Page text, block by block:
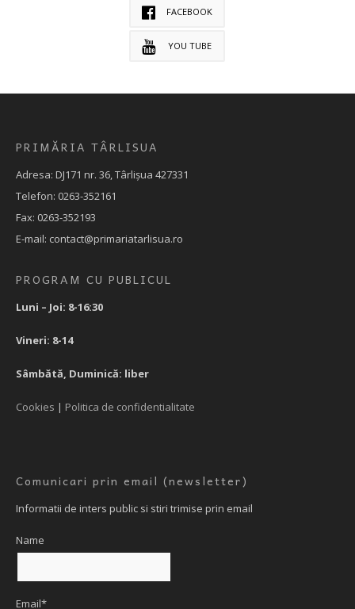
FACEBOOK
YOU TUBE
PRIMĂRIA TÂRLISUA
Adresa: DJ171 nr. 36, Târlișua 427331
Telefon: 0263-352161
Fax: 0263-352193
E-mail: contact@primariatarlisua.ro
PROGRAM CU PUBLICUL
Luni – Joi: 8-16:30
Vineri: 8-14
Sâmbătă, Duminică: liber
Cookies | Politica de confidentialitate
Comunicari prin email (newsletter)
Informatii de inters public si stiri trimise prin email
Name
Email*